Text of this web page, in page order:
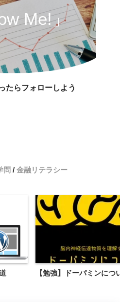
Me!」
たらフォローしよう
問 金融リテラシー
【勉強】ドーパミンにつ